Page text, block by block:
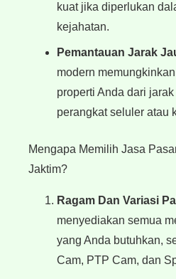
kuat jika diperlukan
kejahatan.
Pemantauan Jarak
modern
properti Anda dari
perangkat seluler atau
Mengapa Memilih Jasa
Jaktim?
Ragam Dan Variasi
menyediakan semua
yang Anda butuhkan,
Cam, PTP Cam, dan